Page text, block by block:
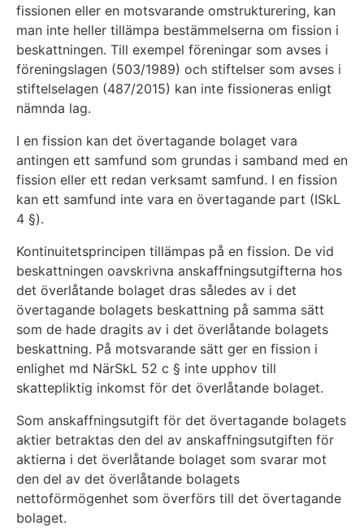
fissionen eller en motsvarande omstrukturering, kan
man inte heller tillämpa bestämmelserna om fission i
beskattningen. Till exempel föreningar som avses i
föreningslagen (503/1989) och stiftelser som avses i
stiftelselagen (487/2015) kan inte fissioneras enligt
nämnda lag.
I en fission kan det övertagande bolaget vara
antingen ett samfund som grundas i samband med en
fission eller ett redan verksamt samfund. I en fission
kan ett samfund inte vara en övertagande part (ISkL
4 §).
Kontinuitetsprincipen tillämpas på en fission. De vid
beskattningen oavskrivna anskaffningsutgifterna hos
det överlåtande bolaget dras således av i det
övertagande bolagets beskattning på samma sätt
som de hade dragits av i det överlåtande bolagets
beskattning. På motsvarande sätt ger en fission i
enlighet md NärSkL 52 c § inte upphov till
skattepliktig inkomst för det överlåtande bolaget.
Som anskaffningsutgift för det övertagande bolagets
aktier betraktas den del av anskaffningsutgiften för
aktierna i det överlåtande bolaget som svarar mot
den del av det överlåtande bolagets
nettoförmögenhet som överförs till det övertagande
bolaget.